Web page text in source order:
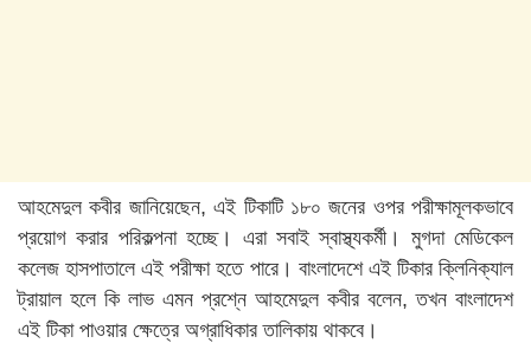
আহমেদুল কবীর জানিয়েছেন, এই টিকাটি ১৮০ জনের ওপর পরীক্ষামূলকভাবে
প্রয়োগ করার পরিকল্পনা হচ্ছে। এরা সবাই স্বাস্থ্যকর্মী। মুগদা মেডিকেল
কলেজ হাসপাতালে এই পরীক্ষা হতে পারে। বাংলাদেশে এই টিকার ক্লিনিক্যাল
ট্রায়াল হলে কি লাভ এমন প্রশ্নে আহমেদুল কবীর বলেন, তখন বাংলাদেশ
এই টিকা পাওয়ার ক্ষেত্রে অগ্রাধিকার তালিকায় থাকবে।